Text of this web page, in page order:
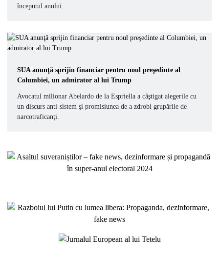
începutul anului.
SUA anunţă sprijin financiar pentru noul preşedinte al
Columbiei, un admirator al lui Trump
Avocatul milionar Abelardo de la Espriella a câştigat alegerile cu
un discurs anti-sistem şi promisiunea de a zdrobi grupările de
narcotraficanţi.